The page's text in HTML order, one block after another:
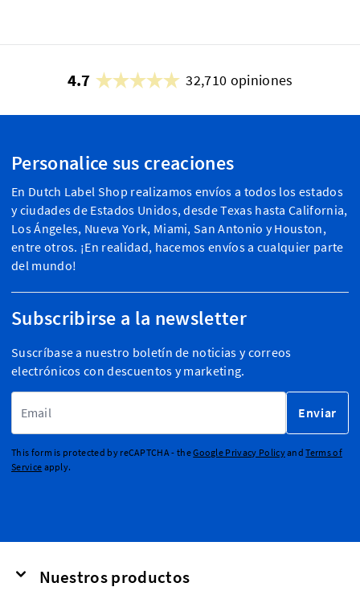
4.7 32,710 opiniones
Personalice sus creaciones
En Dutch Label Shop realizamos envíos a todos los estados
y ciudades de Estados Unidos, desde Texas hasta California,
Los Ángeles, Nueva York, Miami, San Antonio y Houston,
entre otros. ¡En realidad, hacemos envíos a cualquier parte
del mundo!
Subscribirse a la newsletter
Suscríbase a nuestro boletín de noticias y correos
electrónicos con descuentos y marketing.
Enviar
This form is protected by reCAPTCHA - theGoogle Privacy PolicyandTerms of
Service apply.
Nuestros productos